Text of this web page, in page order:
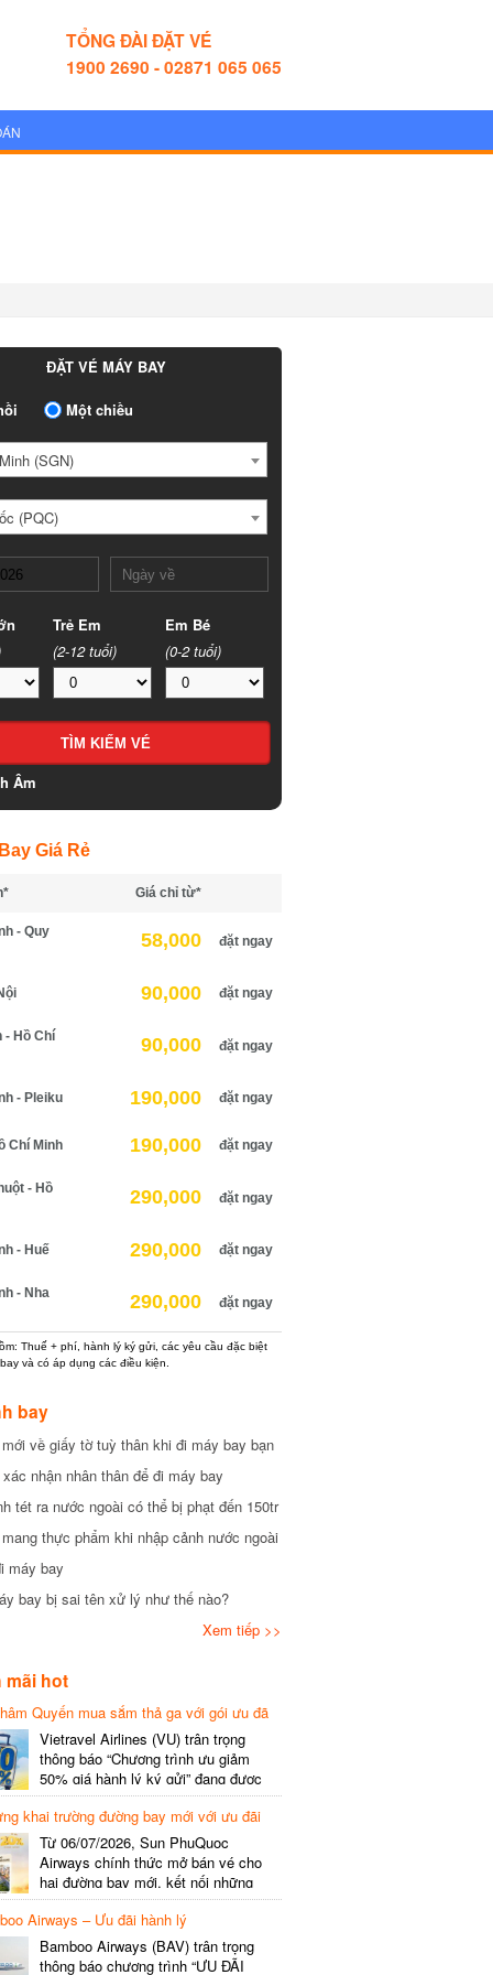
TỔNG ĐÀI ĐẶT VÉ
1900 2690 - 02871 065 065
ĐẶT VÉ MÁY BAY
Một chiều
(SGN)
(PQC)
Trẻ Em
(2-12 tuổi)
Em Bé
(0-2 tuổi)
Âm
Giá Rẻ
Giá chỉ từ*
- Quy
58,000 đặt ngay
90,000 đặt ngay
Hồ Chí
90,000 đặt ngay
- Pleiku 190,000 đặt ngay
Chí Minh 190,000 đặt ngay
- Hồ
290,000 đặt ngay
- Huế 290,000 đặt ngay
- Nha
290,000 đặt ngay
Thuế + phí, hành lý ký gửi, các yêu cầu đặc biệt
và có áp dụng các điều kiện.
bay
về giấy tờ tuỳ thân khi đi máy bay bạn
nhận nhân thân để đi máy bay
tét ra nước ngoài có thể bị phạt đến 150tr
thực phẩm khi nhập cảnh nước ngoài
bay
bay bị sai tên xử lý như thế nào?
Xem tiếp >>
hot
Quyến mua sắm thả ga với gói ưu đã
gói cước
Vietravel Airlines (VU) trân trọng
thông báo “Chương trình ưu giảm
50% giá hành lý ký gửi” đang được
triển khai cho đường bay quốc tế mới
kết nối từ TP. Hồ Chí Minh
(SGN) đi Thâm Quyến – Trung Quốc
(SZX), chi tiết như sau: LỊCH BAY
CHI TIẾT Đường bay SHCB Giờ khởi
hành Giờ đến Tần suất…
khai trường đường bay mới với ưu đãi
Từ 06/07/2026, Sun PhuQuoc
Airways chính thức mở bán vé cho
hai đường bay mới, kết nối những
điểm đến giàu trải nghiệm, giúp hành
khách khám phá vẻ đẹp thiên nhiên
và văn hóa của miền Trung Việt Nam.
Thông tin đường bay mới Đường bay
Airways – Ưu đãi hành lý
Bamboo Airways (BAV) trân trọng
thông báo chương trình “ƯU ĐÃI